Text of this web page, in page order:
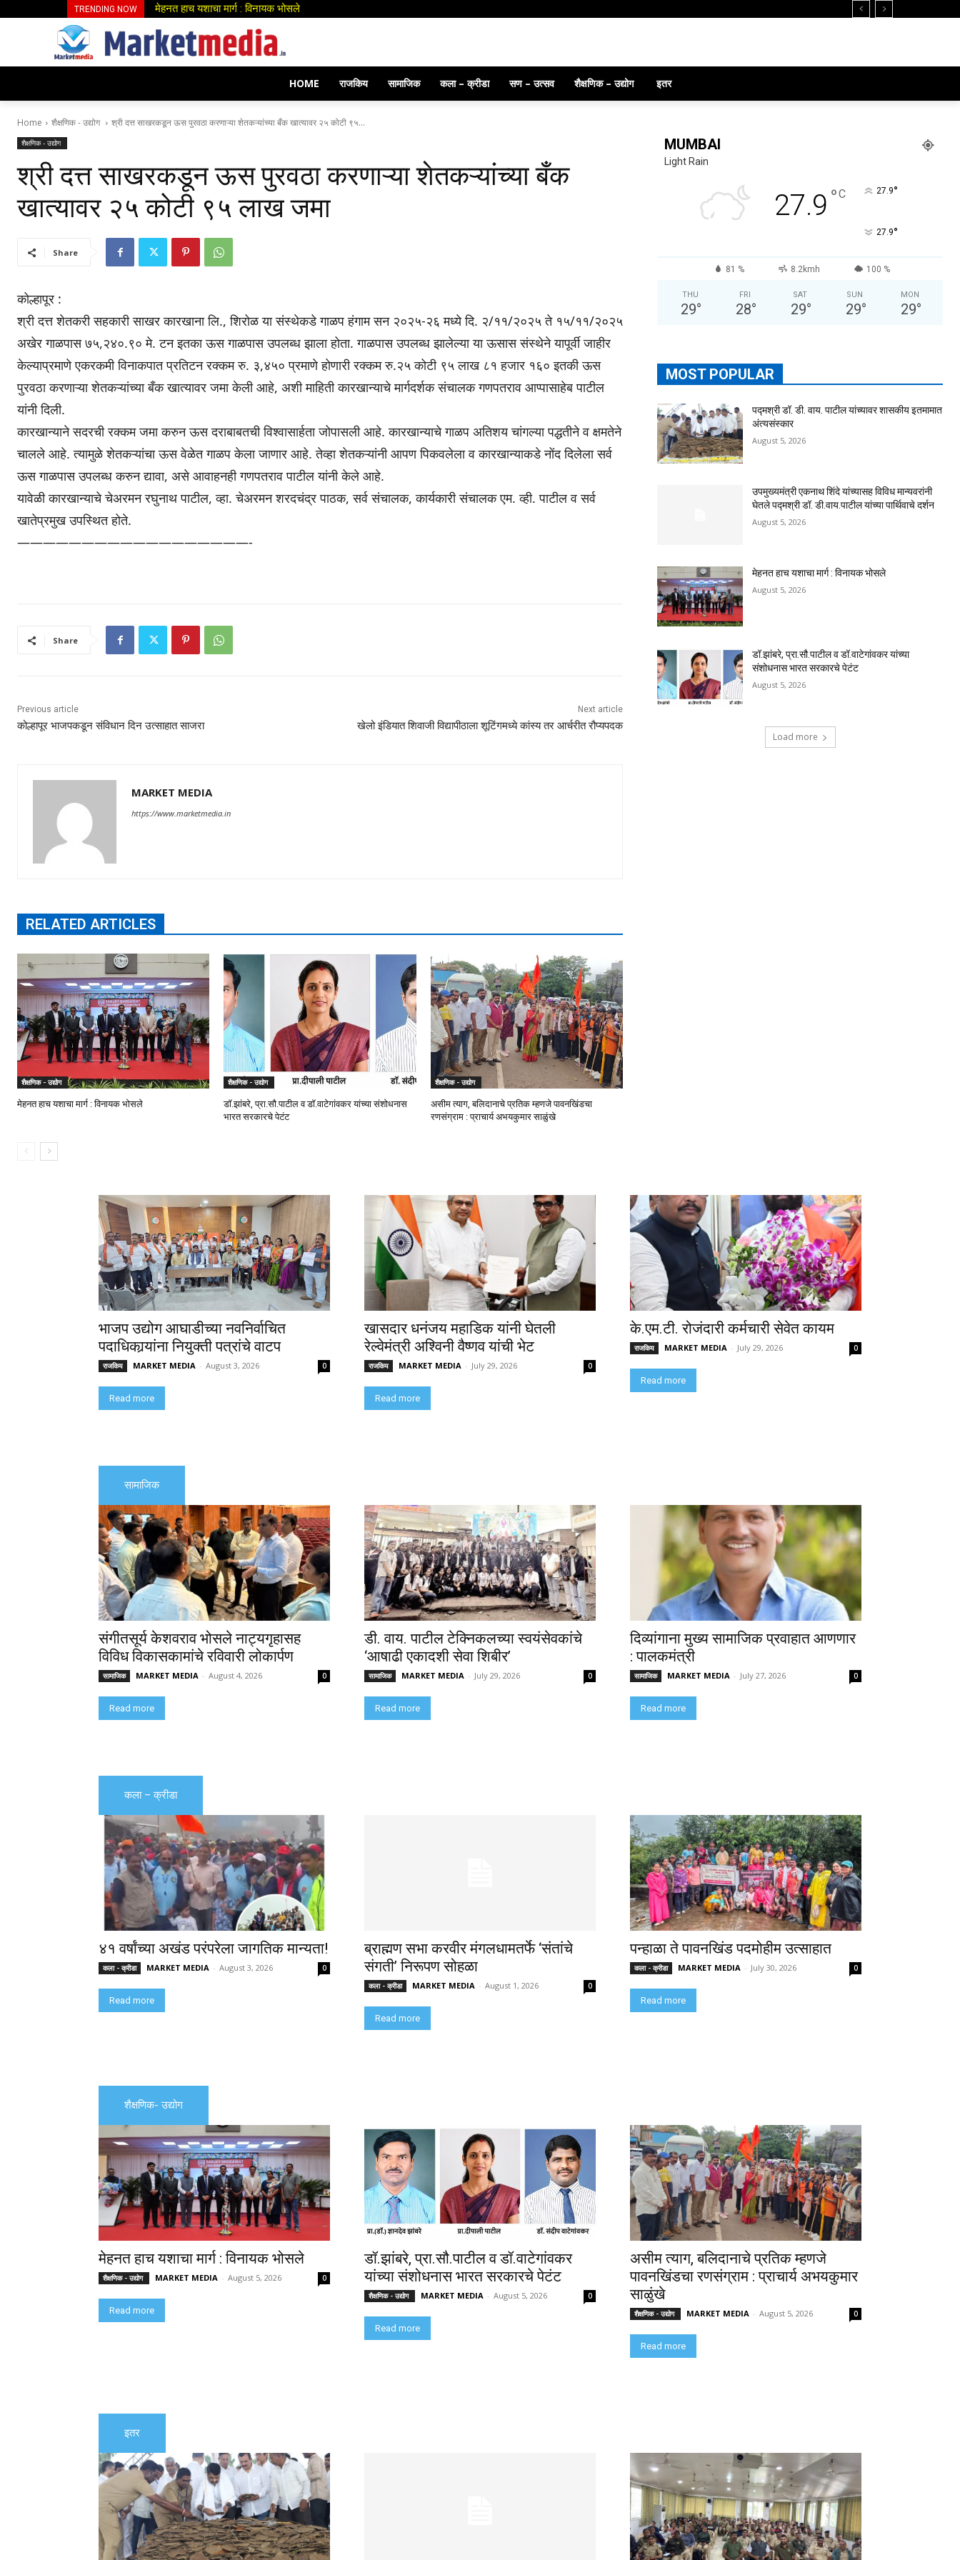
TRENDING NOW मेहनत हाच यशाचा मार्ग : विनायक भोसले
डॉ.झांबरे, प्रा.सौ.पाटील व डॉ.वाटेगांवकर यांच्या संशोधनास भारत सरकारचे पेटंट
HOME राजकिय सामाजिक कला – क्रीडा सण – उत्सव शैक्षणिक – उद्योग इतर
Home शैक्षणिक - उद्योग श्री दत्त साखरकडून ऊस पुरवठा करणाऱ्या शेतकऱ्यांच्या बँक खात्यावर २५ कोटी ९५...
शैक्षणिक - उद्योग
श्री दत्त साखरकडून ऊस पुरवठा करणाऱ्या शेतकऱ्यांच्या बँक
खात्यावर २५ कोटी ९५ लाख जमा
Share
कोल्हापूर :
श्री दत्त शेतकरी सहकारी साखर कारखाना लि., शिरोळ या संस्थेकडे गाळप हंगाम सन २०२५-२६ मध्ये दि. २/११/२०२५ ते १५/११/२०२५
अखेर गाळपास ७५,२४०.९० मे. टन इतका ऊस गाळपास उपलब्ध झाला होता. गाळपास उपलब्ध झालेल्या या ऊसास संस्थेने यापूर्वी जाहीर
केल्याप्रमाणे एकरकमी विनाकपात प्रतिटन रक्कम रु. ३,४५० प्रमाणे होणारी रक्कम रु.२५ कोटी ९५ लाख ८१ हजार १६० इतकी ऊस
पुरवठा करणाऱ्या शेतकऱ्यांच्या बँक खात्यावर जमा केली आहे, अशी माहिती कारखान्याचे मार्गदर्शक संचालक गणपतराव आप्पासाहेब पाटील
यांनी दिली.
कारखान्याने सदरची रक्कम जमा करुन ऊस दराबाबतची विश्वासार्हता जोपासली आहे. कारखान्याचे गाळप अतिशय चांगल्या पद्धतीने व क्षमतेने
चालले आहे. त्यामुळे शेतकऱ्यांचा ऊस वेळेत गाळप केला जाणार आहे. तेव्हा शेतकऱ्यांनी आपण पिकवलेला व कारखान्याकडे नोंद दिलेला सर्व
ऊस गाळपास उपलब्ध करुन द्यावा, असे आवाहनही गणपतराव पाटील यांनी केले आहे.
यावेळी कारखान्याचे चेअरमन रघुनाथ पाटील, व्हा. चेअरमन शरदचंद्र पाठक, सर्व संचालक, कार्यकारी संचालक एम. व्ही. पाटील व सर्व
खातेप्रमुख उपस्थित होते.
——————————————————-
Share
Previous article
कोल्हापूर भाजपकडून संविधान दिन उत्साहात साजरा
Next article
खेलो इंडियात शिवाजी विद्यापीठाला शूटिंगमध्ये कांस्य तर आर्चरीत रौप्यपदक
MARKET MEDIA
https://www.marketmedia.in
RELATED ARTICLES
शैक्षणिक - उद्योग
मेहनत हाच यशाचा मार्ग : विनायक भोसले
शैक्षणिक - उद्योग
डॉ.झांबरे, प्रा.सौ.पाटील व डॉ.वाटेगांवकर यांच्या संशोधनास
भारत सरकारचे पेटंट
शैक्षणिक - उद्योग
असीम त्याग, बलिदानाचे प्रतिक म्हणजे पावनखिंडचा
रणसंग्राम : प्राचार्य अभयकुमार साळुंखे
MUMBAI
Light Rain
27.9 °C 27.9°
27.9°
81 % 8.2kmh 100 %
THU
29°
FRI
28°
SAT
29°
SUN
29°
MON
29°
MOST POPULAR
पद्मश्री डॉ. डी. वाय. पाटील यांच्यावर शासकीय इतमामात
अंत्यसंस्कार
August 5, 2026
उपमुख्यमंत्री एकनाथ शिंदे यांच्यासह विविध मान्यवरांनी
घेतले पद्मश्री डॉ. डी.वाय.पाटील यांच्या पार्थिवाचे दर्शन
August 5, 2026
मेहनत हाच यशाचा मार्ग : विनायक भोसले
August 5, 2026
डॉ.झांबरे, प्रा.सौ.पाटील व डॉ.वाटेगांवकर यांच्या
संशोधनास भारत सरकारचे पेटंट
August 5, 2026
Load more
भाजप उद्योग आघाडीच्या नवनिर्वाचित
पदाधिकार्‍यांना नियुक्ती पत्रांचे वाटप
राजकिय MARKET MEDIA - August 3, 2026 0
Read more
खासदार धनंजय महाडिक यांनी घेतली
रेल्वेमंत्री अश्विनी वैष्णव यांची भेट
राजकिय MARKET MEDIA - July 29, 2026 0
Read more
के.एम.टी. रोजंदारी कर्मचारी सेवेत कायम
राजकिय MARKET MEDIA - July 29, 2026 0
Read more
सामाजिक
संगीतसूर्य केशवराव भोसले नाट्यगृहासह
विविध विकासकामांचे रविवारी लोकार्पण
सामाजिक MARKET MEDIA - August 4, 2026 0
Read more
डी. वाय. पाटील टेक्निकलच्या स्वयंसेवकांचे
‘आषाढी एकादशी सेवा शिबीर’
सामाजिक MARKET MEDIA - July 29, 2026 0
Read more
दिव्यांगाना मुख्य सामाजिक प्रवाहात आणणार
: पालकमंत्री
सामाजिक MARKET MEDIA - July 27, 2026 0
Read more
कला – क्रीडा
४१ वर्षांच्या अखंड परंपरेला जागतिक मान्यता!
कला - क्रीडा MARKET MEDIA - August 3, 2026 0
Read more
ब्राह्मण सभा करवीर मंगलधामतर्फे ‘संतांचे
संगती’ निरूपण सोहळा
कला - क्रीडा MARKET MEDIA - August 1, 2026 0
Read more
पन्हाळा ते पावनखिंड पदमोहीम उत्साहात
कला - क्रीडा MARKET MEDIA - July 30, 2026 0
Read more
शैक्षणिक- उद्योग
मेहनत हाच यशाचा मार्ग : विनायक भोसले
शैक्षणिक - उद्योग MARKET MEDIA - August 5, 2026 0
Read more
डॉ.झांबरे, प्रा.सौ.पाटील व डॉ.वाटेगांवकर
यांच्या संशोधनास भारत सरकारचे पेटंट
शैक्षणिक - उद्योग MARKET MEDIA - August 5, 2026 0
Read more
असीम त्याग, बलिदानाचे प्रतिक म्हणजे
पावनखिंडचा रणसंग्राम : प्राचार्य अभयकुमार
साळुंखे
शैक्षणिक - उद्योग MARKET MEDIA - August 5, 2026 0
Read more
इतर